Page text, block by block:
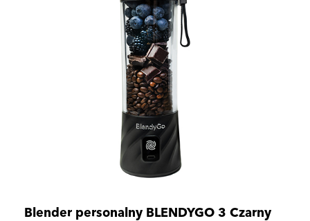
Blender personalny BLENDYGO 3 Czarny